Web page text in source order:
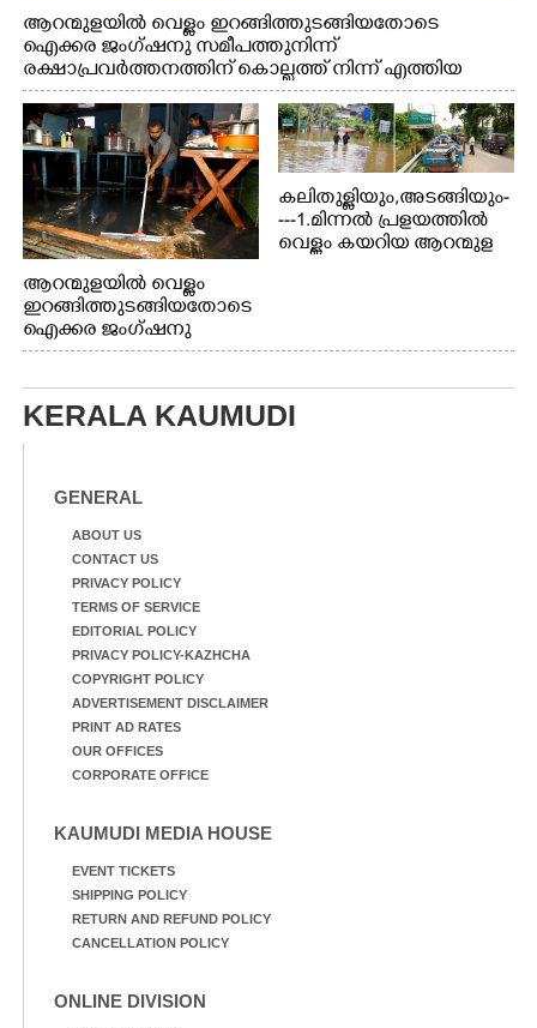
ആറന്മുളയിൽ വെള്ളം ഇറങ്ങിത്തുടങ്ങിയതോടെ
ഐക്കര ജംഗ്ഷനു സമീപത്തുനിന്ന്
രക്ഷാപ്രവർത്തനത്തിന് കൊല്ലത്ത് നിന്ന് എത്തിയ
ബോട്ടുകൾ തിരികെക്കൊണ്ടുപോകുന്നു.
ആറന്മുളയിൽ വെള്ളം
ഇറങ്ങിത്തുടങ്ങിയതോടെ
ഐക്കര ജംഗ്ഷനു
സമീപം ആറന്മുള
ആറന്മുള തട്ടുകട കഴുകി
വൃത്തിയാക്കുന്നു.
കലിതുള്ളിയും,അടങ്ങിയും-
---1.മിന്നൽ പ്രളയത്തിൽ
വെള്ളം കയറിയ ആറന്മുള
ഇറങ്ങിപ്പോൾ
കാഴ്ച.രക്ഷാപ്രവർത്തന
ത്തിന് ഓച്ചിറ അഴിക്കലിൽ
KERALA KAUMUDI
GENERAL
ABOUT US
CONTACT US
PRIVACY POLICY
TERMS OF SERVICE
EDITORIAL POLICY
PRIVACY POLICY-KAZHCHA
COPYRIGHT POLICY
ADVERTISEMENT DISCLAIMER
PRINT AD RATES
OUR OFFICES
CORPORATE OFFICE
KAUMUDI MEDIA HOUSE
EVENT TICKETS
SHIPPING POLICY
RETURN AND REFUND POLICY
CANCELLATION POLICY
ONLINE DIVISION